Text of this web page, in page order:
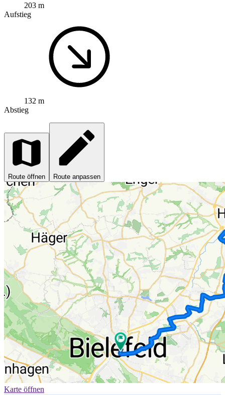
203 m
Aufstieg
132 m
Abstieg
Route öffnen Route anpassen
Karte öffnen